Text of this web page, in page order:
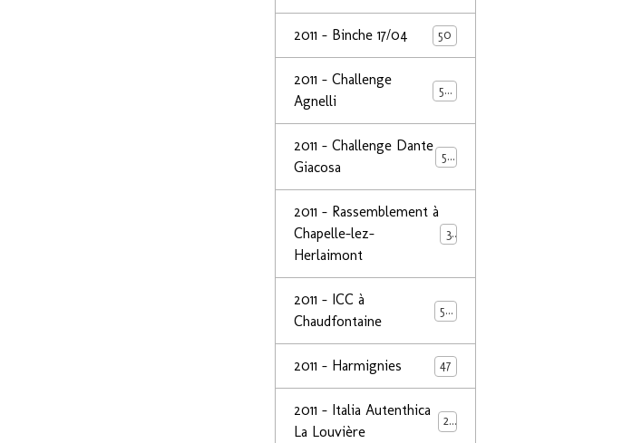
2011 - Binche 17/04 50
2011 - Challenge
Agnelli
50
2011 - Challenge Dante
Giacosa
50
2011 - Rassemblement à
Chapelle-lez-
Herlaimont
32
2011 - ICC à
Chaudfontaine
50
2011 - Harmignies 47
2011 - Italia Autenthica
La Louvière
23